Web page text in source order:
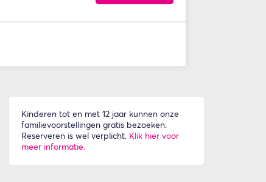
Kinderen tot en met 12 jaar kunnen onze
familievoorstellingen gratis bezoeken.
Reserveren is wel verplicht. Klik hier voor
meer informatie.